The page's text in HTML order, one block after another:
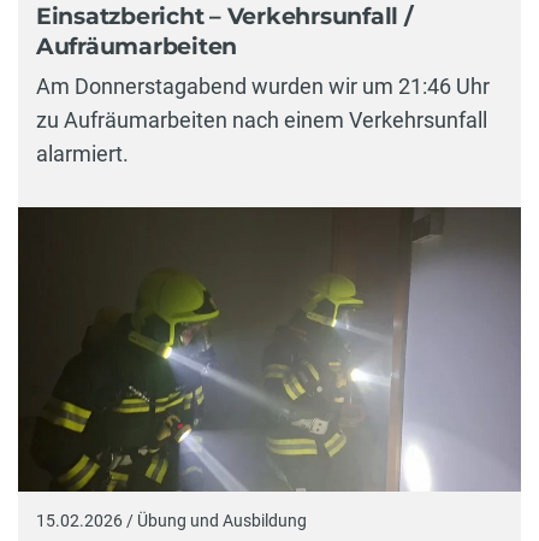
Einsatzbericht – Verkehrsunfall /
Aufräumarbeiten
Am Donnerstagabend wurden wir um 21:46 Uhr
zu Aufräumarbeiten nach einem Verkehrsunfall
alarmiert.
15.02.2026 / Übung und Ausbildung